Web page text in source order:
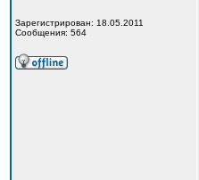
Зарегистрирован: 18.05.2011
Сообщения: 564